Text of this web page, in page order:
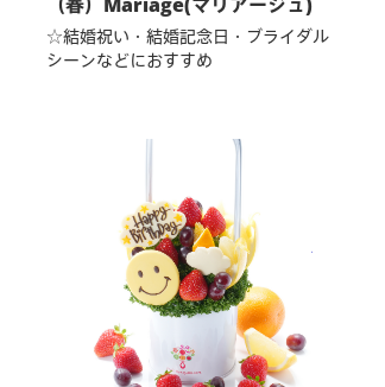
☆結婚祝い・結婚記念日・ブライダル
シーンなどにおすすめ